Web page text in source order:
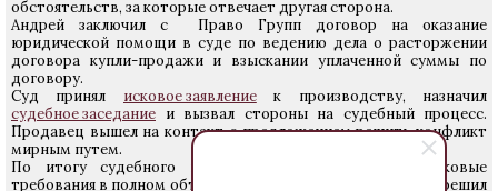
обстоятельств, за которые отвечает другая сторона.
Андрей заключил с Право Групп договор на оказание
юридической помощи в суде по ведению дела о расторжении
договора купли-продажи и взыскании уплаченной суммы по
договору.
Суд принял исковое заявлениек производству, назначил
судебное заседание и вызвал стороны на судебный процесс.
Продавец вышел на контакт с предложением решить конфликт
мирным путем.
По итогу судебного процесса ответчик признал исковые
требования в полном объёме, суд принял признание иска и решил